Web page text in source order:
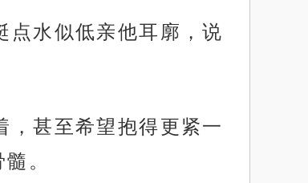
点水似低亲他耳廓，说
，甚至希望抱得更紧一
。